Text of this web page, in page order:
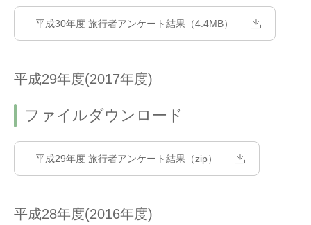
平成30年度 旅行者アンケート結果（4.4MB）
平成29年度(2017年度)
ファイルダウンロード
平成29年度 旅行者アンケート結果（zip）
平成28年度(2016年度)